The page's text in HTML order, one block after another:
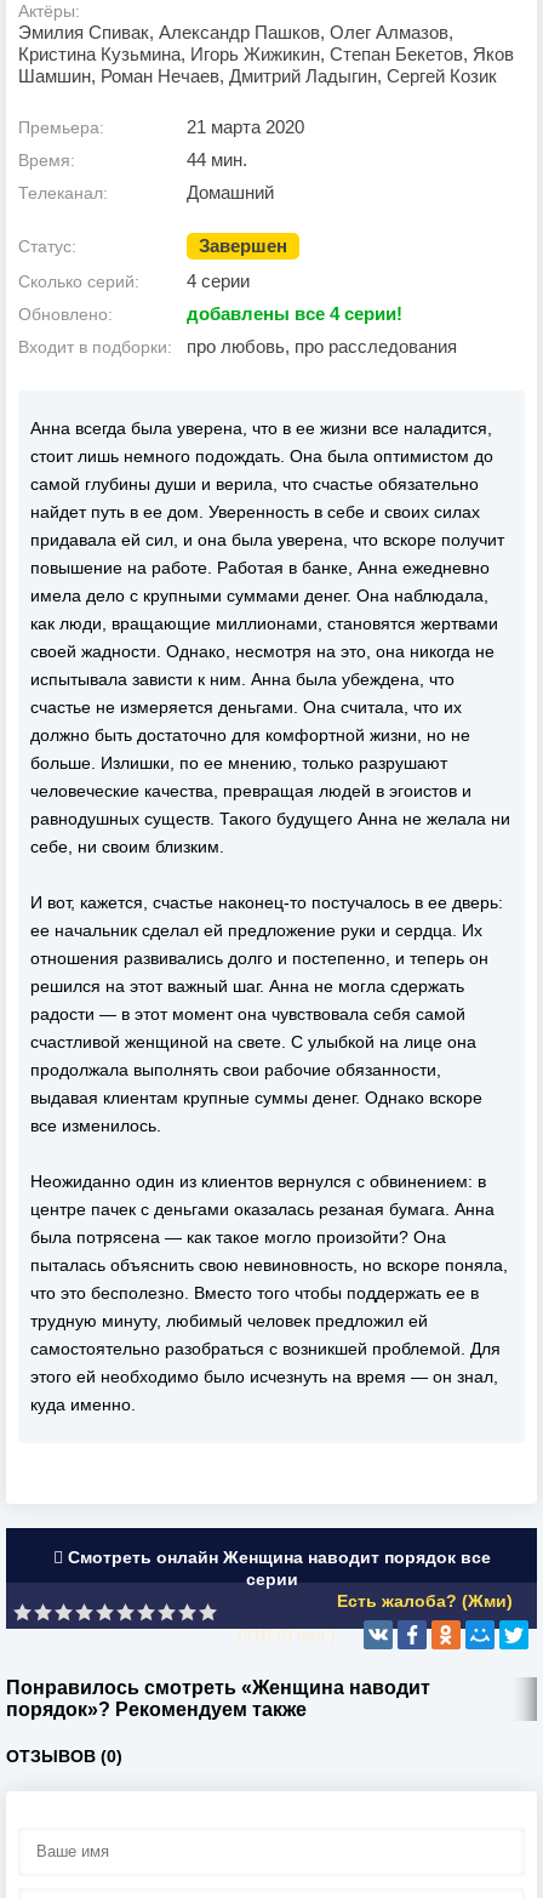
Актёры:
Эмилия Спивак, Александр Пашков, Олег Алмазов,
Кристина Кузьмина, Игорь Жижикин, Степан Бекетов, Яков
Шамшин, Роман Нечаев, Дмитрий Ладыгин, Сергей Козик
Премьера: 21 марта 2020
Время: 44 мин.
Телеканал: Домашний
Статус: Завершен
Сколько серий: 4 серии
Обновлено: добавлены все 4 серии!
Входит в подборки: про любовь, про расследования
Анна всегда была уверена, что в ее жизни все наладится,
стоит лишь немного подождать. Она была оптимистом до
самой глубины души и верила, что счастье обязательно
найдет путь в ее дом. Уверенность в себе и своих силах
придавала ей сил, и она была уверена, что вскоре получит
повышение на работе. Работая в банке, Анна ежедневно
имела дело с крупными суммами денег. Она наблюдала,
как люди, вращающие миллионами, становятся жертвами
своей жадности. Однако, несмотря на это, она никогда не
испытывала зависти к ним. Анна была убеждена, что
счастье не измеряется деньгами. Она считала, что их
должно быть достаточно для комфортной жизни, но не
больше. Излишки, по ее мнению, только разрушают
человеческие качества, превращая людей в эгоистов и
равнодушных существ. Такого будущего Анна не желала ни
себе, ни своим близким.
И вот, кажется, счастье наконец-то постучалось в ее дверь:
ее начальник сделал ей предложение руки и сердца. Их
отношения развивались долго и постепенно, и теперь он
решился на этот важный шаг. Анна не могла сдержать
радости — в этот момент она чувствовала себя самой
счастливой женщиной на свете. С улыбкой на лице она
продолжала выполнять свои рабочие обязанности,
выдавая клиентам крупные суммы денег. Однако вскоре
все изменилось.
Неожиданно один из клиентов вернулся с обвинением: в
центре пачек с деньгами оказалась резаная бумага. Анна
была потрясена — как такое могло произойти? Она
пыталась объяснить свою невиновность, но вскоре поняла,
что это бесполезно. Вместо того чтобы поддержать ее в
трудную минуту, любимый человек предложил ей
самостоятельно разобраться с возникшей проблемой. Для
этого ей необходимо было исчезнуть на время — он знал,
куда именно.
Смотреть онлайн Женщина наводит порядок все
серии
Есть жалоба? (Жми)
0/10 (0чел.)
Понравилось смотреть «Женщина наводит
порядок»? Рекомендуем также
ОТЗЫВОВ (0)